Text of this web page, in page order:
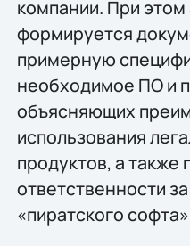
компании. При этом
формируется
примерную
необходимое ПО и
объясняющих
использования
продуктов, а
ответственности
«пиратского